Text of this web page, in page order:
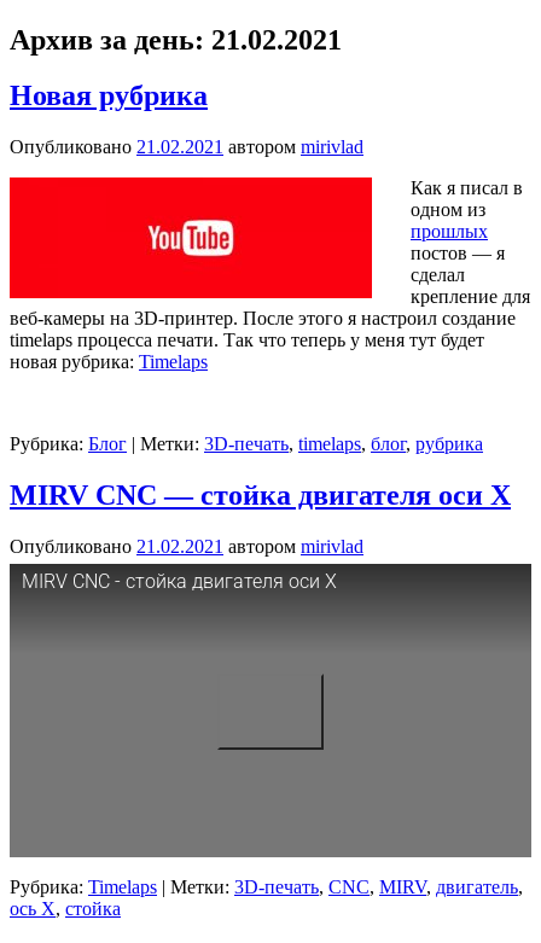
Архив за день: 21.02.2021
Новая рубрика
Опубликовано 21.02.2021 автором mirivlad
Как я писал в
одном из
прошлых
постов — я
сделал
крепление для
веб-камеры на 3D-принтер. После этого я настроил создание
timelaps процесса печати. Так что теперь у меня тут будет
новая рубрика: Timelaps
Рубрика: Блог | Метки: 3D-печать, timelaps, блог, рубрика
MIRV CNC — стойка двигателя оси X
Опубликовано 21.02.2021 автором mirivlad
MIRV CNC - стойка двигателя оси X
Рубрика: Timelaps | Метки: 3D-печать, CNC, MIRV, двигатель,
ось X, стойка